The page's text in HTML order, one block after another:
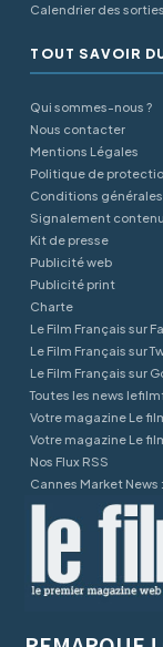
Calendrier des
TOUT SAVOIR
Qui sommes-nous ?
Nous contacter
Mentions Légales
Politique de
Conditions
Signalement
Kit de presse
Publicité web
Publicité print
Charte
Le Film Français sur
Le Film Français sur
Le Film Français sur
Toutes les news
Votre magazine Le
Votre magazine Le
Nos Flux RSS
Cannes Market